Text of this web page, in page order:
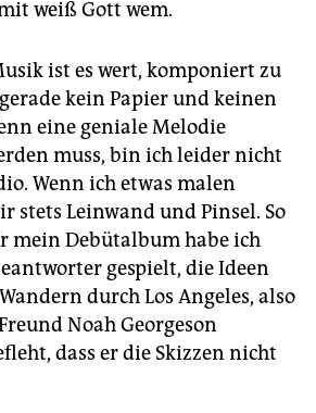
weiß Gott wem.
ist es wert, komponiert zu
kein Papier und keinen
eine geniale Melodie
muss, bin ich leider nicht
Wenn ich etwas malen
stets Leinwand und Pinsel. So
mein Debütalbum habe ich
gespielt, die Ideen
durch Los Angeles, also
Noah Georgeson
dass er die Skizzen nicht